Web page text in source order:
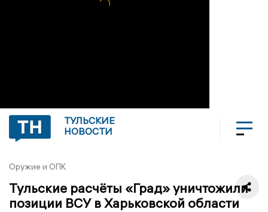
ТУЛЬСКИЕ
НОВОСТИ
Оружие и ОПК
Тульские расчёты «Град» уничтожили
позиции ВСУ в Харьковской области